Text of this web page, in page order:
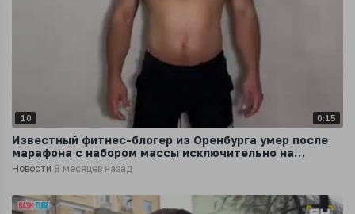
10 0:15
Известный фитнес-блогер из Оренбурга умер после
марафона с набором массы исключительно на
фастфуде
Новости 8 месяцев назад